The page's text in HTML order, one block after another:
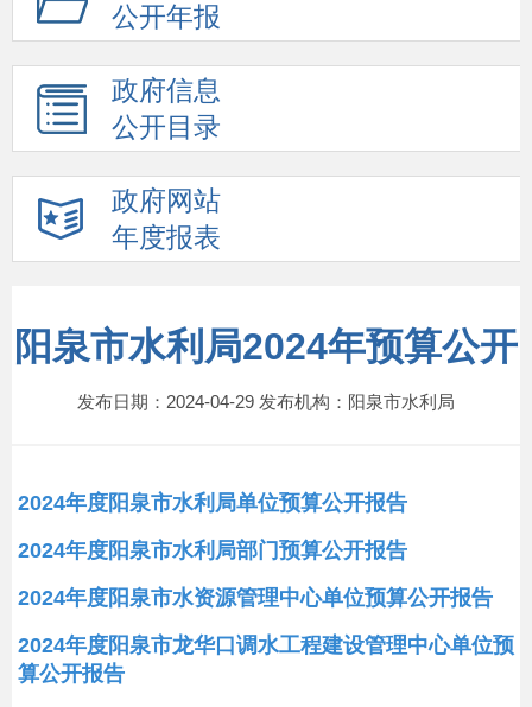
公开年报
政府信息
公开目录
政府网站
年度报表
阳泉市水利局2024年预算公开
发布日期：2024-04-29 发布机构：阳泉市水利局
2024年度阳泉市水利局单位预算公开报告
2024年度阳泉市水利局部门预算公开报告
2024年度阳泉市水资源管理中心单位预算公开报告
2024年度阳泉市龙华口调水工程建设管理中心单位预
算公开报告